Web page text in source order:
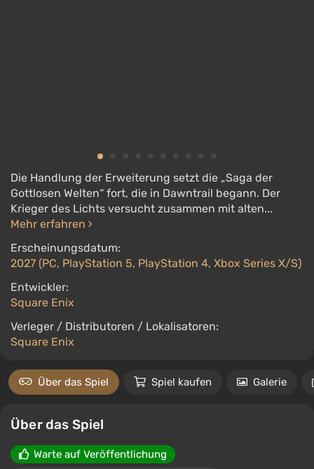
Die Handlung der Erweiterung setzt die „Saga der
Gottlosen Welten“ fort, die in Dawntrail begann. Der
Krieger des Lichts versucht zusammen mit alten...
Mehr erfahren
Erscheinungsdatum:
2027 (PC, PlayStation 5, PlayStation 4, Xbox Series X/S)
Entwickler:
Square Enix
Verleger / Distributoren / Lokalisatoren:
Square Enix
Über das Spiel Spiel kaufen Galerie
Über das Spiel
Warte auf Veröffentlichung